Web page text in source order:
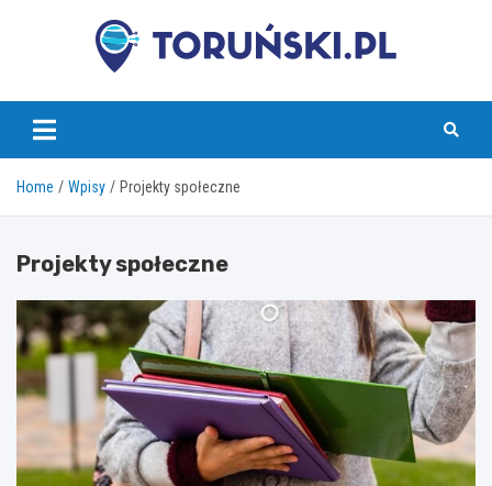
torunski.pl
Home Wpisy Projekty społeczne
Projekty społeczne